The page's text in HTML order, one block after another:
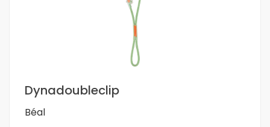
Dynadoubleclip
Béal
En savoir plus